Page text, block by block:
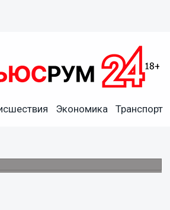
Экономика Транспорт
в Нижнем